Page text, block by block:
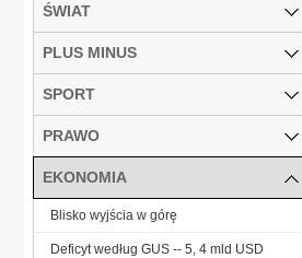
ŚWIAT
PLUS MINUS
SPORT
PRAWO
EKONOMIA
Blisko wyjścia w górę
Deficyt według GUS -- 5, 4 mld USD